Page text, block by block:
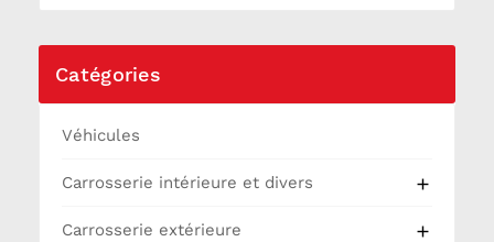
Catégories
Véhicules
Carrosserie intérieure et divers 
Carrosserie extérieure 